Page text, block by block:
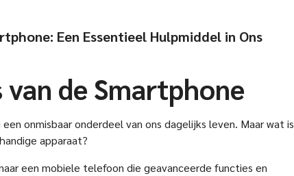
Een Essentieel Hulpmiddel in Ons
van de Smartphone
onmisbaar onderdeel van ons dagelijks leven. Maar wat is
apparaat?
een mobiele telefoon die geavanceerde functies en